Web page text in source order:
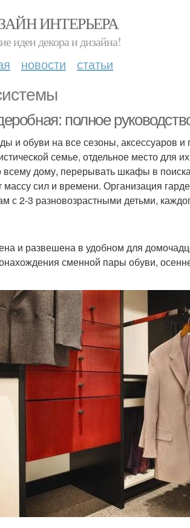
ИНТЕРЬЕРА
идеи декора и дизайна!
новости статьи
полное
и обуви на все сезоны, аксессуаров и
семье, отдельное место для
всему дому, перерывать шкафы в
массу сил и времени. Организация
с 2-3 разновозрастными детьми,
и развешена в удобном для
сменной пары обуви,